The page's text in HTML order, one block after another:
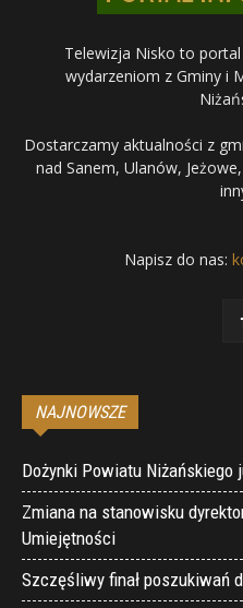
Telewizja Nisko to
wydarzeniom z Gminy i
Dostarczamy aktualności z
nad Sanem, Ulanów,
Napisz do nas:
NAJNOWSZE
Dożynki Powiatu Niżańskiego
Zmiana na stanowisku
Umiejętności
Szczęśliwy finał poszukiwań